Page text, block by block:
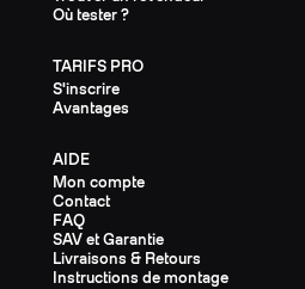
Où tester ?
TARIFS PRO
S'inscrire
Avantages
AIDE
Mon compte
Contact
FAQ
SAV et Garantie
Livraisons & Retours
Instructions de montage